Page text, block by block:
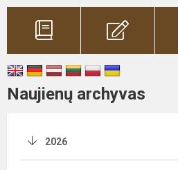
Naujienų archyvas
2026